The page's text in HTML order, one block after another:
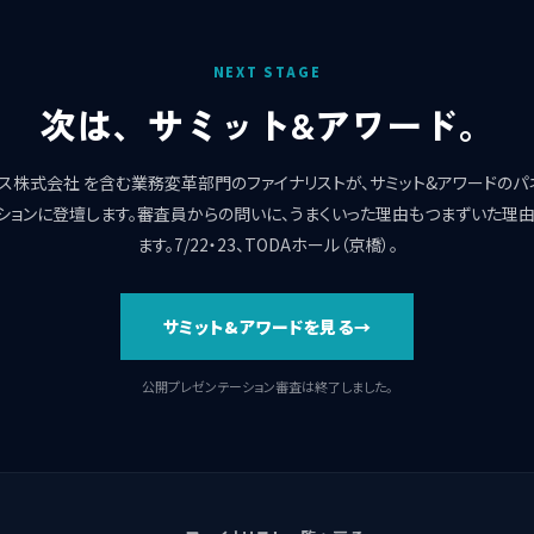
NEXT STAGE
次は、サミット&アワード。
株式会社 を含む業務変革部門のファイナリストが、サミット&アワードのパ
ョンに登壇します。審査員からの問いに、うまくいった理由もつまずいた理
ます。7/22・23、TODAホール（京橋）。
サミット&アワードを見る
公開プレゼンテーション審査は終了しました。